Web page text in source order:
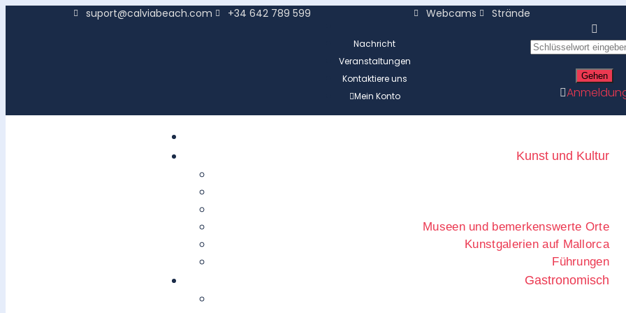
suport@calviabeach.com +34 642 789 599
Nachricht
Veranstaltungen
Kontaktiere uns
Mein Konto
Webcams Strände
Kunst und Kultur
Museen und bemerkenswerte Orte
Kunstgalerien auf Mallorca
Führungen
Gastronomisch